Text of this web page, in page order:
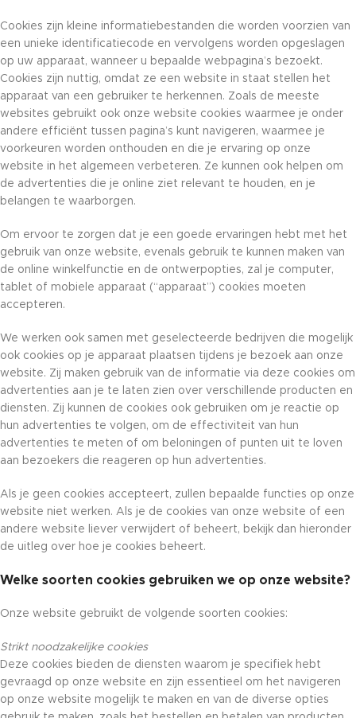
Cookies zijn kleine informatiebestanden die worden voorzien van
een unieke identificatiecode en vervolgens worden opgeslagen
op uw apparaat, wanneer u bepaalde webpagina’s bezoekt.
Cookies zijn nuttig, omdat ze een website in staat stellen het
apparaat van een gebruiker te herkennen. Zoals de meeste
websites gebruikt ook onze website cookies waarmee je onder
andere efficiënt tussen pagina’s kunt navigeren, waarmee je
voorkeuren worden onthouden en die je ervaring op onze
website in het algemeen verbeteren. Ze kunnen ook helpen om
de advertenties die je online ziet relevant te houden, en je
belangen te waarborgen.
Om ervoor te zorgen dat je een goede ervaringen hebt met het
gebruik van onze website, evenals gebruik te kunnen maken van
de online winkelfunctie en de ontwerpopties, zal je computer,
tablet of mobiele apparaat (“apparaat”) cookies moeten
accepteren.
We werken ook samen met geselecteerde bedrijven die mogelijk
ook cookies op je apparaat plaatsen tijdens je bezoek aan onze
website. Zij maken gebruik van de informatie via deze cookies om
advertenties aan je te laten zien over verschillende producten en
diensten. Zij kunnen de cookies ook gebruiken om je reactie op
hun advertenties te volgen, om de effectiviteit van hun
advertenties te meten of om beloningen of punten uit te loven
aan bezoekers die reageren op hun advertenties.
Als je geen cookies accepteert, zullen bepaalde functies op onze
website niet werken. Als je de cookies van onze website of een
andere website liever verwijdert of beheert, bekijk dan hieronder
de uitleg over hoe je cookies beheert.
Welke soorten cookies gebruiken we op onze website?
Onze website gebruikt de volgende soorten cookies:
Strikt noodzakelijke cookies
Deze cookies bieden de diensten waarom je specifiek hebt
gevraagd op onze website en zijn essentieel om het navigeren
op onze website mogelijk te maken en van de diverse opties